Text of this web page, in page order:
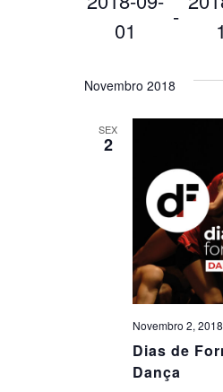
01
-
data.
Novembro 2018
SEX
2
Dias de
Dança
Novembro 2,